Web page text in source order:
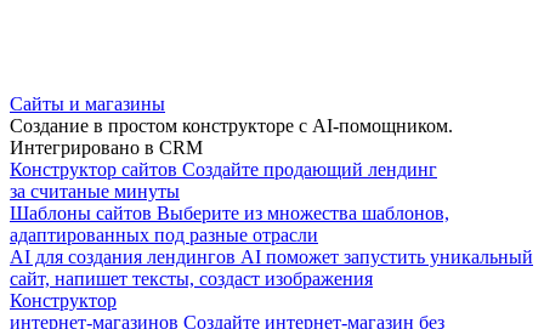
Сайты и магазины
Создание в простом конструкторе с AI-помощником.
Интегрировано в CRM
Конструктор сайтов Создайте продающий лендинг
за считаные минуты
Шаблоны сайтов Выберите из множества шаблонов,
адаптированных под разные отрасли
AI для создания лендингов AI поможет запустить уникальный
сайт, напишет тексты, создаст изображения
Конструктор
интернет-магазинов Создайте интернет-магазин без